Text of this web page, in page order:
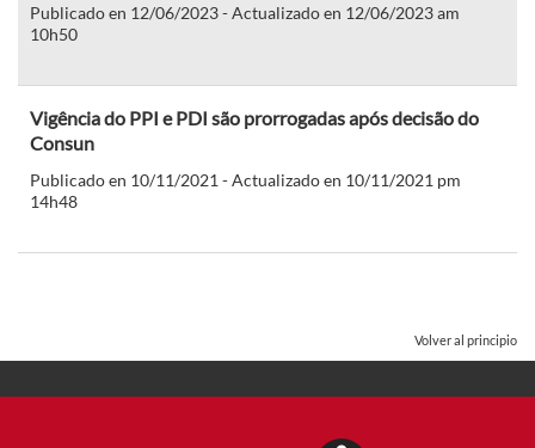
Publicado en 12/06/2023 - Actualizado en 12/06/2023 am
10h50
Vigência do PPI e PDI são prorrogadas após decisão do
Consun
Publicado en 10/11/2021 - Actualizado en 10/11/2021 pm
14h48
Volver al principio